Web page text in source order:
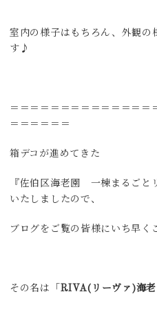
室内の様子はもちろん、外観の
す♪
＝＝＝＝＝＝＝＝＝＝＝＝＝＝
＝＝＝＝＝＝
箱デコが進めてきた
『佐伯区海老園 一棟まるごと
いたしましたので、
ブログをご覧の皆様にいち早
その名は「 RIVA(リーヴァ)海老